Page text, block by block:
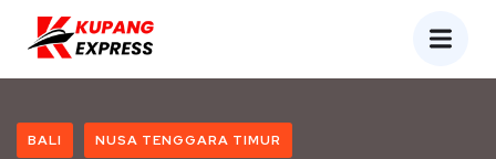
BALI NUSA TENGGARA TIMUR